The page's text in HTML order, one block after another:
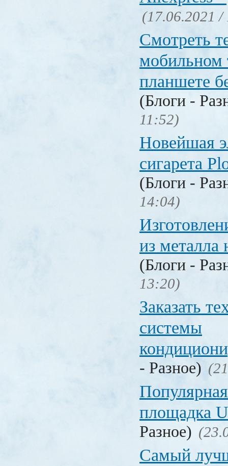
(17.06.2021 /
Смотреть
мобильном
планшете
(Блоги -
11:52)
Новейшая
сигарета
(Блоги -
14:04)
из
(Блоги -
13:20)
Заказать
системы
- Разное)
площадка
Разное)
Самый